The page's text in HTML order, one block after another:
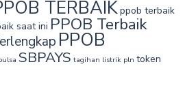
TERBAIKppob terbaik
saat ini PPOB Terbaik
PPOB
SBPAYS tagihan listrik pln token